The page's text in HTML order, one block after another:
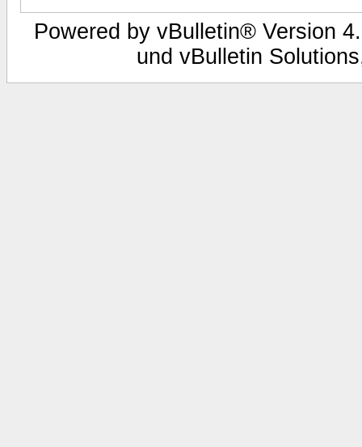
Powered by vBulletin® Version
und vBulletin